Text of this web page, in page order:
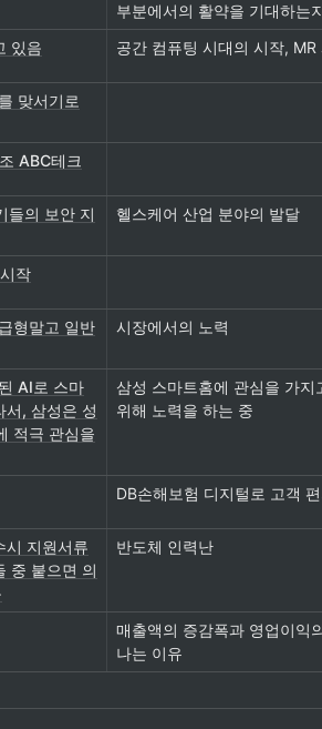
부분에서의 활약을 기대하는
있음
공간 컴퓨팅 시대의 시작, MR
맞서기로
ABC테크
들의 보안 지 헬스케어 산업 분야의 발달
작
형말고 일반 시장에서의 노력
AI로 스마
서, 삼성은 성
적극 관심을
삼성 스마트홈에 관심을 가지
위해 노력을 하는 중
DB손해보험 디지털로 고객
시 지원서류
중 붙으면 의
반도체 인력난
매출액의 증감폭과 영업이익
나는 이유